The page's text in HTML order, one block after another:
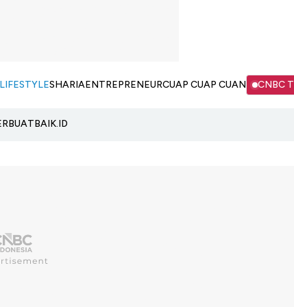
LIFESTYLESHARIAENTREPRENEURCUAP CUAP CUAN CNBC